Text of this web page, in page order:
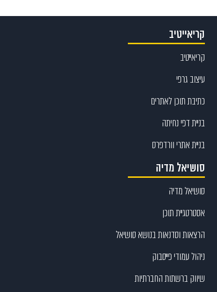
קריאייטיב
קריאייטיב
עיצוב גרפי
כתיבת תוכן לאתרים
בניית דפי נחיתה
בניית אתרי וורדפרס
סושיאל מדיה
סושיאל מדיה
אסטרטגיית תוכן
הרצאות וסדנאות בנושא סושיאל
ניהול עמודי פייסבוק
שיווק ברשתות החברתיות